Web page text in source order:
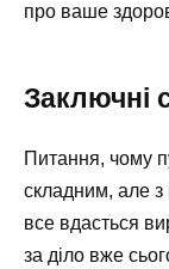
про ваше
Заключні
Питання, чому
складним, але
все вдасться
за діло вже